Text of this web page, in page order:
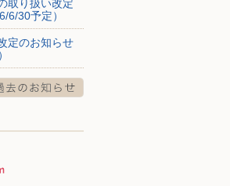
取り扱い改定
6/30予定）
定のお知らせ